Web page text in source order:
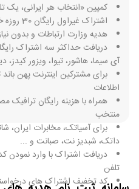
کمپین «انتخاب هر ایرانی، یک
اشتراک غیراول رایگان 30 روزه خدمات تلویزیون اینترنتی
هدیه وزارت ارتباطات و بدون
دریافت حداکثر سه اشتراک
آی سیما، هاشور، تیوا، ویزور کیدز،
اطلاعات
همراه با هزینه رایگان ترافیک
منتخب
برای آسیاتک، مخابرات ایران،
داتک، شبدیز نت، صبانت و ...
دریافت اشتراک با وارد نمودن
تلفن
کد تخفیف اشتراک های